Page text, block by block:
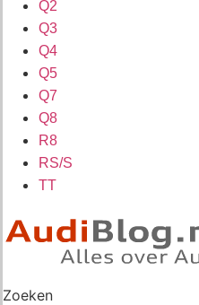
Q2
Q3
Q4
Q5
Q7
Q8
R8
RS/S
TT
Zoeken